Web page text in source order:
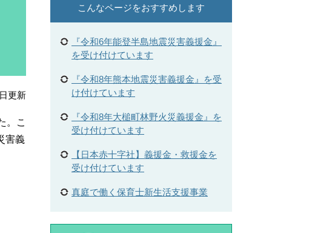
更新
。こ
害義
こんなページをおすすめします
『令和6年能登半島地震災害義援金』
を受け付けています
『令和8年熊本地震災害義援金』を受
け付けています
『令和8年大槌町林野火災義援金』を
受け付けています
【日本赤十字社】義援金・救援金を
受け付けています
真庭で働く保育士新生活支援事業